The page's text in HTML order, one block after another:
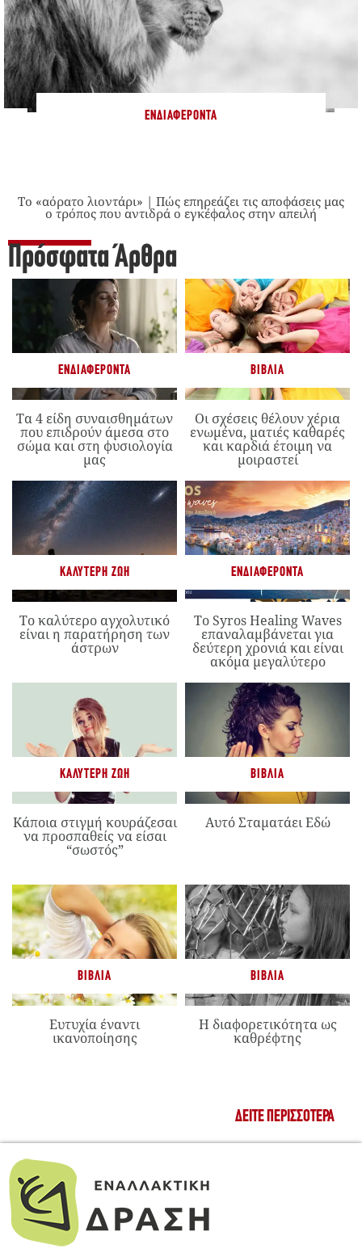
ΕΝΔΙΑΦΈΡΟΝΤΑ
Το «αόρατο λιοντάρι» | Πώς επηρεάζει τις αποφάσεις μας
ο τρόπος που αντιδρά ο εγκέφαλος στην απειλή
Πρόσφατα Άρθρα
ΕΝΔΙΑΦΈΡΟΝΤΑ
Τα 4 είδη συναισθημάτων
που επιδρούν άμεσα στο
σώμα και στη φυσιολογία
μας
ΒΙΒΛΊΑ
Οι σχέσεις θέλουν χέρια
ενωμένα, ματιές καθαρές
και καρδιά έτοιμη να
μοιραστεί
ΚΑΛΎΤΕΡΗ ΖΩΉ
Το καλύτερο αγχολυτικό
είναι η παρατήρηση των
άστρων
ΕΝΔΙΑΦΈΡΟΝΤΑ
Το Syros Healing Waves
επαναλαμβάνεται για
δεύτερη χρονιά και είναι
ακόμα μεγαλύτερο
ΚΑΛΎΤΕΡΗ ΖΩΉ
Κάποια στιγμή κουράζεσαι
να προσπαθείς να είσαι
“σωστός”
ΒΙΒΛΊΑ
Αυτό Σταματάει Εδώ
ΒΙΒΛΊΑ
Ευτυχία έναντι
ικανοποίησης
ΒΙΒΛΊΑ
Η διαφορετικότητα ως
καθρέφτης
ΔΕΊΤΕ ΠΕΡΙΣΣΌΤΕΡΑ